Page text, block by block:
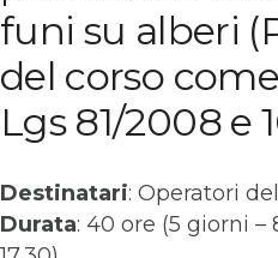
funi su alberi
del corso
Lgs 81/2008 e
Destinatari: Operatori
Durata: 40 ore (5 giorni –